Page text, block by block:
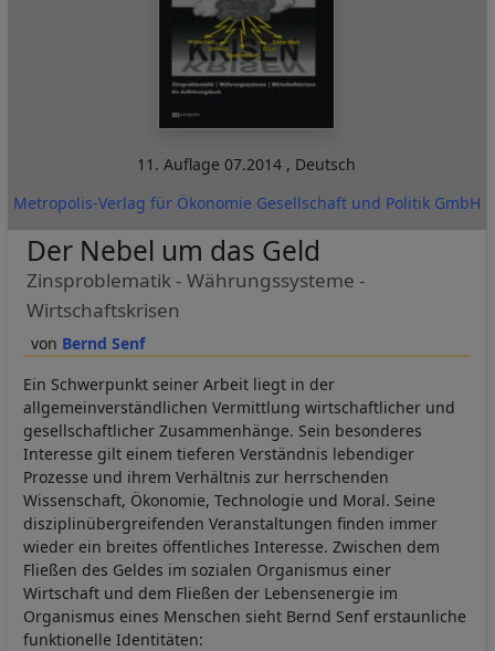
11. Auflage07.2014 , Deutsch
Metropolis-Verlag für Ökonomie Gesellschaft und Politik GmbH
Bernd Senf
Der Nebel um das Geld
Zinsproblematik - Währungssysteme -
Wirtschaftskrisen
Ein Schwerpunkt seiner Arbeit liegt in der
allgemeinverständlichen Vermittlung wirtschaftlicher und
gesellschaftlicher Zusammenhänge. Sein besonderes
Interesse gilt einem tieferen Verständnis lebendiger
Prozesse und ihrem Verhältnis zur herrschenden
Wissenschaft, Ökonomie, Technologie und Moral. Seine
disziplinübergreifenden Veranstaltungen finden immer
wieder ein breites öffentliches Interesse. Zwischen dem
Fließen des Geldes im sozialen Organismus einer
Wirtschaft und dem Fließen der Lebensenergie im
Organismus eines Menschen sieht Bernd Senf erstaunliche
funktionelle Identitäten: